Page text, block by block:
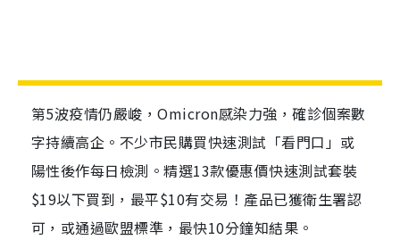
第5波疫情仍嚴峻，Omicron感染力強，確診個案數
字持續高企。不少市民購買快速測試「看門口」或
陽性後作每日檢測。精選13款優惠價快速測試套裝
$19以下買到，最平$10有交易！產品已獲衛生署認
可，或通過歐盟標準，最快10分鐘知結果。